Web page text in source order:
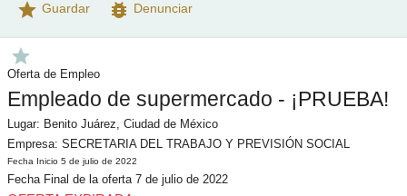
star Guardar bug_report Denunciar
star
Oferta de Empleo
Empleado de supermercado - ¡PRUEBA!
Lugar: Benito Juárez, Ciudad de México
Empresa: SECRETARIA DEL TRABAJO Y PREVISIÓN SOCIAL
Fecha Inicio 5 de julio de 2022
Fecha Final de la oferta 7 de julio de 2022